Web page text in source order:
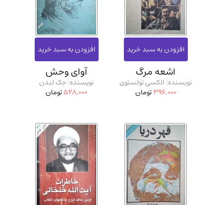
دانشگاهی و آموزشی(534)
اقتصادی، بازاریابی و مالی
کتاب های متفرقه(102)
کامپیوتر و نرم افزار(13)
آشپزی و خوراکی(25)
سرگرمی و بازی(7)
رمان و داستان خارجی(489)
حقوقی و قانون(47)
کتاب های مصور رنگی و گلاسه
اشعه مرگ
نویسنده: الکسی تولستوی
396,000تومان
آوای وحش
نویسنده: جک لندن
528,000تومان